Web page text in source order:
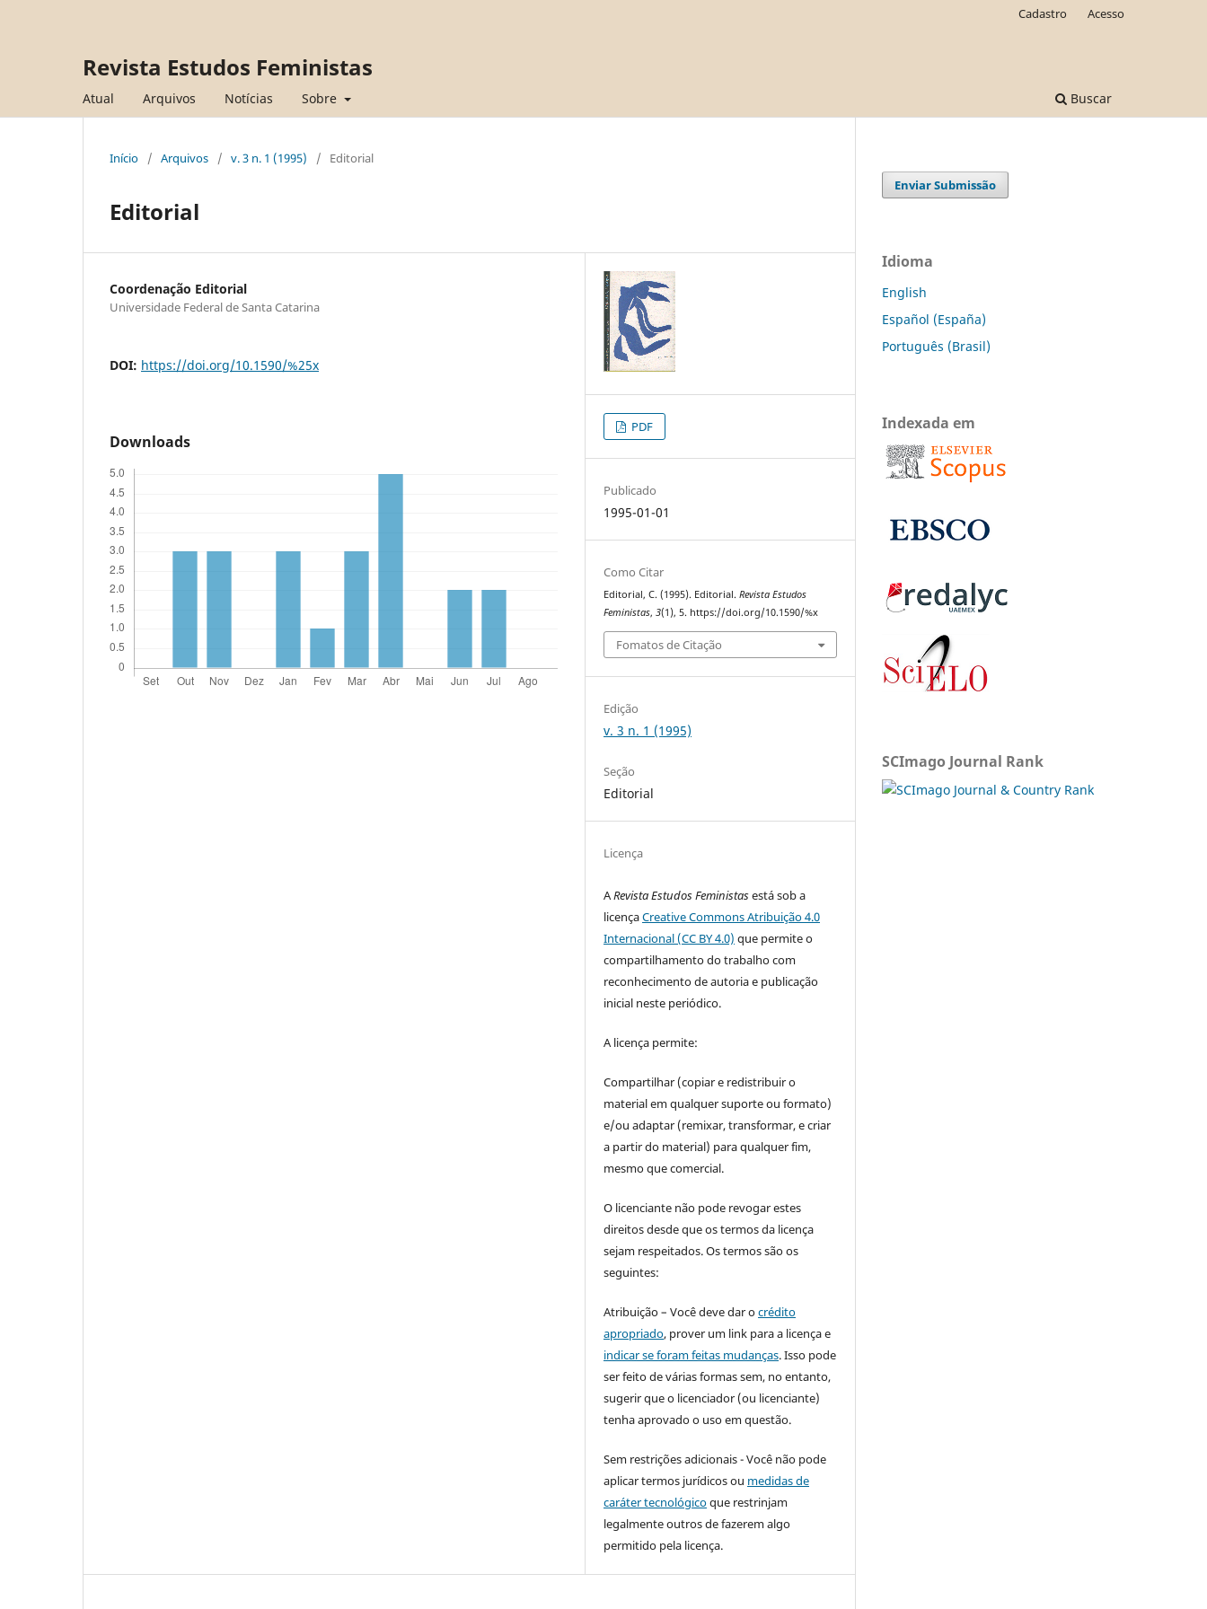
Revista Estudos Feministas
Atual Arquivos Notícias Sobre Buscar
Cadastro Acesso
Início / Arquivos / v. 3 n. 1 (1995) / Editorial
Editorial
Coordenação Editorial
Universidade Federal de Santa Catarina
DOI: https://doi.org/10.1590/%25x
Downloads
PDF
Publicado
1995-01-01
Como Citar
Editorial, C. (1995). Editorial.Revista Estudos
Feministas,3(1), 5. https://doi.org/10.1590/%x
Fomatos de Citação
Edição
v. 3 n. 1 (1995)
Seção
Editorial
Licença
ARevista Estudos Feministasestá sob a
licençaCreative Commons Atribuição 4.0
Internacional (CC BY 4.0) que permite o
compartilhamento do trabalho com
reconhecimento de autoria e publicação
inicial neste periódico.
A licença permite:
Compartilhar (copiar e redistribuir o
material em qualquer suporte ou formato)
e/ou adaptar (remixar, transformar, e criar
a partir do material) para qualquer fim,
mesmo que comercial.
O licenciante não pode revogar estes
direitos desde que os termos da licença
sejam respeitados. Os termos são os
seguintes:
Atribuição – Você deve dar ocrédito
apropriado, prover um link para a licença e
indicar se foram feitas mudanças. Isso pode
ser feito de várias formas sem, no entanto,
sugerir que o licenciador (ou licenciante)
tenha aprovado o uso em questão.
Sem restrições adicionais - Você não pode
aplicar termos jurídicos ou medidas de
caráter tecnológicoque restrinjam
legalmente outros de fazerem algo
permitido pela licença.
Enviar Submissão
Idioma
English
Español (España)
Português (Brasil)
Indexada em
SCImago Journal Rank